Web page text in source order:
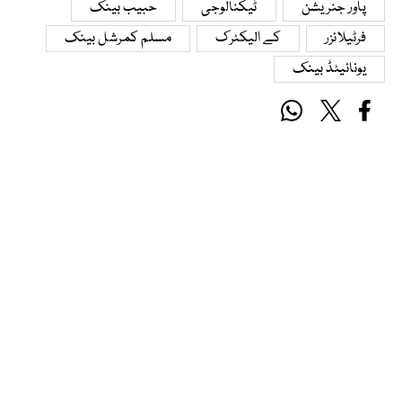
پاور جنریشن
ٹیکنالوجی
حبیب بینک
فرٹیلائزر
کے الیکٹرک
مسلم کمرشل بینک
یونائیٹڈ بینک